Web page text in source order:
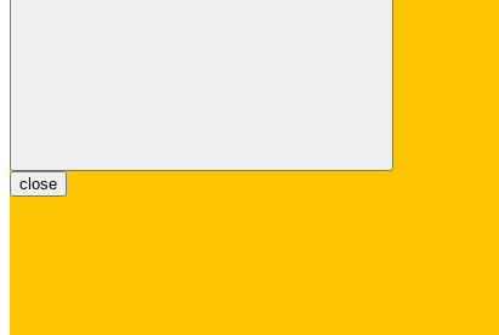
close